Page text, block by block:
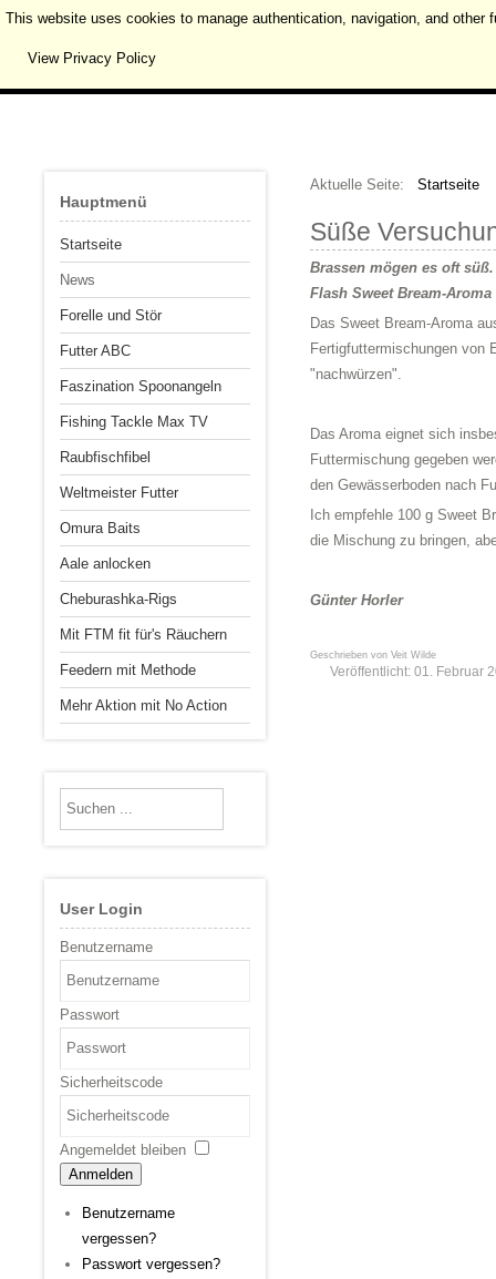
Hauptmenü
Startseite
News
Forelle und Stör
Futter ABC
Faszination Spoonangeln
Fishing Tackle Max TV
Raubfischfibel
Weltmeister Futter
Omura Baits
Aale anlocken
Cheburashka-Rigs
Mit FTM fit für's Räuchern
Feedern mit Methode
Mehr Aktion mit No Action
User Login
Benutzername
Passwort
Sicherheitscode
Angemeldet bleiben
Anmelden
Benutzername
vergessen?
Passwort vergessen?
Aktuelle Seite: Startseite
Süße
Brassen mögen es oft
Flash Sweet Bream-
Das Sweet Bream-Aroma
Fertigfuttermischungen von
"nachwürzen".
Das Aroma eignet sich
Futtermischung gegeben
den Gewässerboden nach
Ich empfehle 100 g Sweet
die Mischung zu bringen,
Günter Horler
Geschrieben von Veit Wilde
Veröffentlicht: 01. Februar
This website uses cookies to manage authentication, navigation, and
View Privacy Policy